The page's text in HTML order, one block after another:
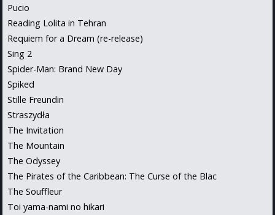
Pucio
Reading Lolita in Tehran
Requiem for a Dream (re-release)
Sing 2
Spider-Man: Brand New Day
Spiked
Stille Freundin
Straszydła
The Invitation
The Mountain
The Odyssey
The Pirates of the Caribbean: The Curse of the Blac
The Souffleur
Toi yama-nami no hikari